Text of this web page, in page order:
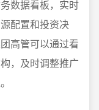
数据看板，实时
配置和投资决
高管可以通过看
，及时调整推广